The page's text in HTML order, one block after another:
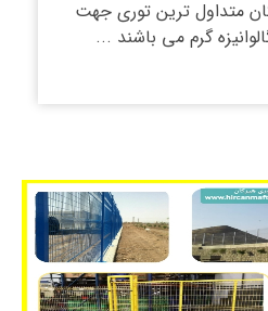
متداول ترین توری جهت
گرم می باشند ...